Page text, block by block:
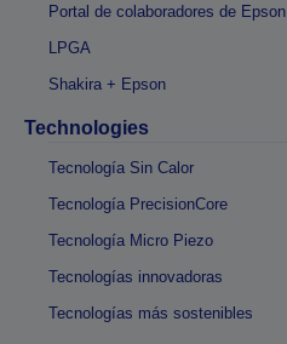
Portal de colaboradores de Epson
LPGA
Shakira + Epson
Technologies
Tecnología Sin Calor
Tecnología PrecisionCore
Tecnología Micro Piezo
Tecnologías innovadoras
Tecnologías más sostenibles